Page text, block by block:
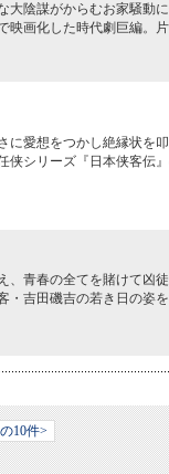
陰謀がからむお家騒動
画化した時代劇巨編。
愛想をつかし絶縁状を
シリーズ『日本侠客伝』
、青春の全てを賭けて凶
吉田磯吉の若き日の姿
10件>